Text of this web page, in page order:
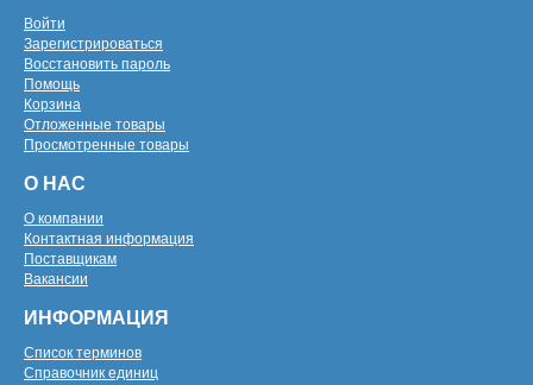
Войти
Зарегистрироваться
Восстановить пароль
Помощь
Корзина
Отложенные товары
Просмотренные товары
О НАС
О компании
Контактная информация
Поставщикам
Вакансии
ИНФОРМАЦИЯ
Список терминов
Справочник единиц